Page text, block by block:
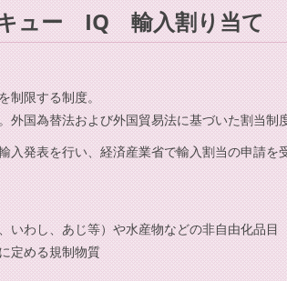
ュー IQ 輸入割り当て
制限する制度。
外国為替法および外国貿易法に基づいた割当制度
入発表を行い、経済産業省で輸入割当の申請を
いわし、あじ等）や水産物などの非自由化品目
定める規制物質